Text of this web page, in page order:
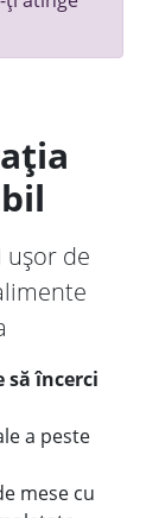
ușor de
să încerci
a peste
mese cu